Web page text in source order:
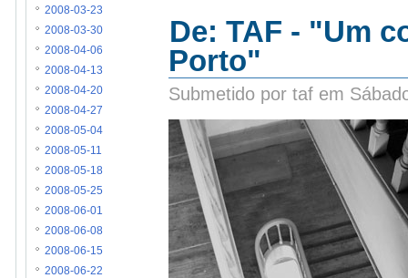
De: TAF - "Um
Porto"
Submetido por taf em
2008-03-23
2008-03-30
2008-04-06
2008-04-13
2008-04-20
2008-04-27
2008-05-04
2008-05-11
2008-05-18
2008-05-25
2008-06-01
2008-06-08
2008-06-15
2008-06-22